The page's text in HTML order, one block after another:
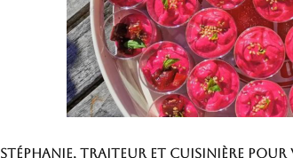
Stéphanie, traiteur et cuisinière